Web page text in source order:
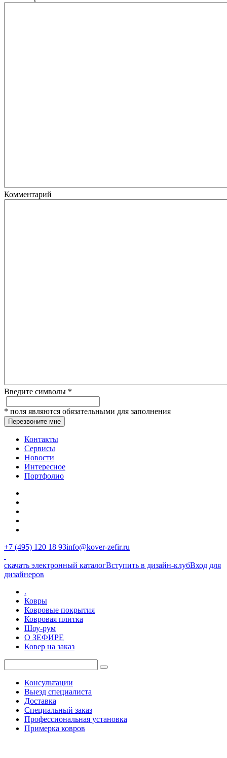
Комментарий
Введите символы *
* поля являются обязательными для заполнения
Перезвоните мне
Контакты
Сервисы
Новости
Интересное
Портфолио
+7 (495) 120 18 93info@kover-zefir.ru
скачать электронный каталогВступить в дизайн-клубВход для
дизайнеров
.
Ковры
Ковровые покрытия
Ковровая плитка
Шоу-рум
О ЗЕФИРЕ
Ковер на заказ
Консультации
Выезд специалиста
Доставка
Специальный заказ
Профессиональная установка
Примерка ковров